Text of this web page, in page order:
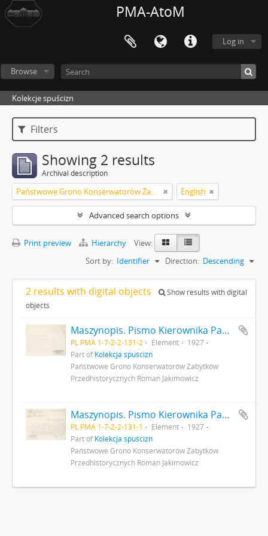
PMA-AtoM
Log in
Browse
Kolekcje spuścizn
Filters
Showing 2 results
Archival description
Państwowe Grono Konserwatorów Zabytków Przedhistorycznych Roman Jakimowicz English
Advanced search options
Print preview Hierarchy
View:
Sort by: Identifier Direction: Descending
2 results with digital objects
Show results with digital
objects
Maszynopis. Pismo Kierownika Państwowego Grona Konserwatorów Zabytków Przedhistorycznych nr 354-IX z dn. 20 kwietnia 1927 r. do Ministerstwa Wyznań Religijnych i Oświecenia Publicznego odsyłające do ministerstwa pisemny wniosek (nr kanc. pisma 280) konserwatora M. Drewko z dn. 20 kwietnia 1927 r. o zasiłek na badania wykopaliskowe w Gródku pow. Równe w 1927 r. s. 2: strona z pieczątką Działu Dokumentacji PMA
PL PMA 1-7-2-2-131-2 Element
1927
Part ofKolekcja spuścizn
Państwowe Grono Konserwatorów Zabytków
Przedhistorycznych Roman Jakimowicz
Maszynopis. Pismo Kierownika Państwowego Grona Konserwatorów Zabytków Przedhistorycznych nr 354-IX z dn. 20 kwietnia 1927 r. do Ministerstwa Wyznań Religijnych i Oświecenia Publicznego odsyłające do ministerstwa pisemny wniosek (nr kanc. pisma 280) konserwatora M. Drewko z dn. 20 kwietnia 1927 r. o zasiłek na badania wykopaliskowe w Gródku pow. Równe w 1927 r. s. 1
PL PMA 1-7-2-2-131-1 Element
1927
Part ofKolekcja spuścizn
Państwowe Grono Konserwatorów Zabytków
Przedhistorycznych Roman Jakimowicz